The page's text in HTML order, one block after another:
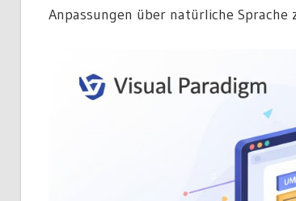
Anpassungen über natürliche Sprache